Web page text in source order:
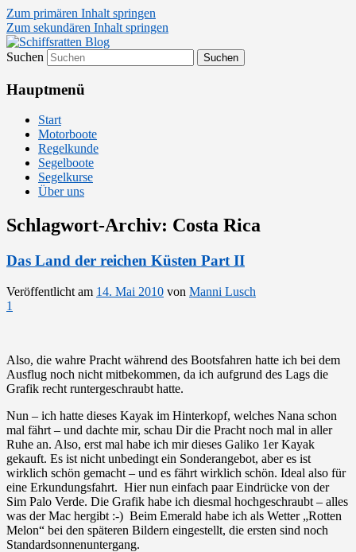
Zum primären Inhalt springen
Zum sekundären Inhalt springen
Schiffsratten Blog
Segelsport in Second Life
Suchen
Hauptmenü
Start
Motorboote
Regelkunde
Segelboote
Segelkurse
Über uns
Schlagwort-Archiv: Costa Rica
Das Land der reichen Küsten Part II
Veröffentlicht am 14. Mai 2010 von Manni Lusch
1
Also, die wahre Pracht während des Bootsfahren hatte ich bei dem
Ausflug noch nicht mitbekommen, da ich aufgrund des Lags die
Grafik recht runtergeschraubt hatte.
Nun – ich hatte dieses Kayak im Hinterkopf, welches Nana schon
mal fährt – und dachte mir, schau Dir die Pracht noch mal in aller
Ruhe an. Also, erst mal habe ich mir dieses Galiko 1er Kayak
gekauft. Es ist nicht unbedingt ein Sonderangebot, aber es ist
wirklich schön gemacht – und es fährt wirklich schön. Ideal also für
eine Erkundungsfahrt. Hier nun einfach paar Eindrücke von der
Sim Palo Verde. Die Grafik habe ich diesmal hochgeschraubt – alles
was der Mac hergibt :-) Beim Emerald habe ich als Wetter „Rotten
Melon“ bei den späteren Bildern eingestellt, die ersten sind noch
Standardsonnenuntergang.